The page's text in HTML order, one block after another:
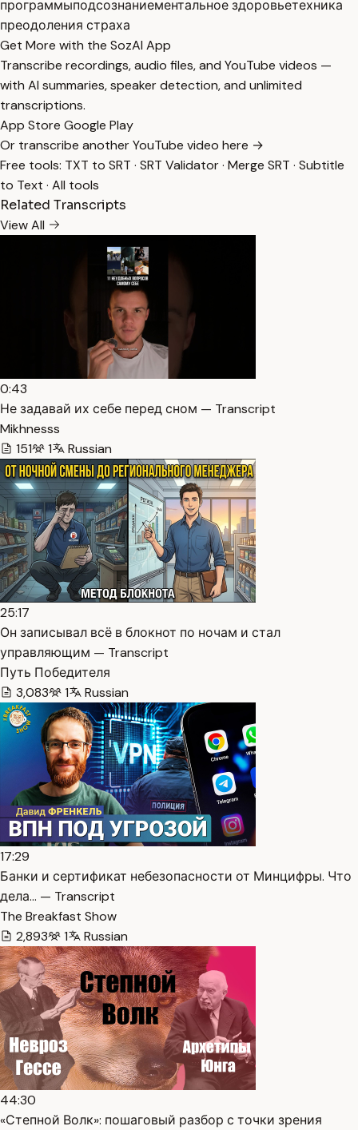
программыподсознаниементальное здоровьетехника
преодоления страха
Get More with the SozAI App
Transcribe recordings, audio files, and YouTube videos —
with AI summaries, speaker detection, and unlimited
transcriptions.
App Store Google Play
Or transcribe another YouTube video here →
Free tools: TXT to SRT · SRT Validator· Merge SRT · Subtitle
to Text · All tools
Related Transcripts
View All
0:43
Не задавай их себе перед сном — Transcript
Mikhnesss
151
1 Russian
25:17
Он записывал всё в блокнот по ночам и стал
управляющим — Transcript
Путь Победителя
3,083
1 Russian
17:29
Банки и сертификат небезопасности от Минцифры. Что
дела… — Transcript
The Breakfast Show
2,893
1 Russian
44:30
«Степной Волк»: пошаговый разбор с точки зрения